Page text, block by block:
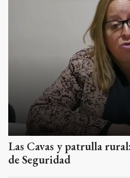
Las Cavas y patrulla
de Seguridad